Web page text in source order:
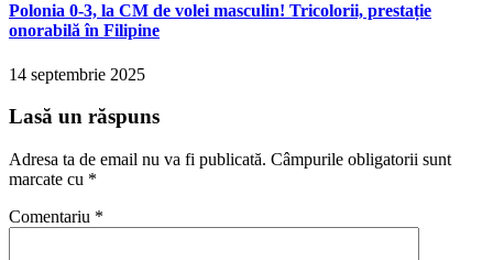
Polonia 0-3, la CM de volei masculin! Tricolorii, prestație
onorabilă în Filipine
14 septembrie 2025
Lasă un răspuns
Adresa ta de email nu va fi publicată. Câmpurile obligatorii sunt
marcate cu *
Comentariu *